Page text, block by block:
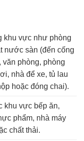
khu vực như phòng
nước sàn (đến cống
phòng, phòng
nhà để xe, tủ lau
hoặc đóng chai).
khu vực bếp ăn,
phẩm, nhà máy
chất thải.